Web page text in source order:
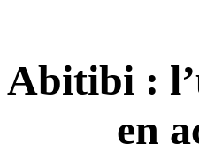
Abitibi :
en